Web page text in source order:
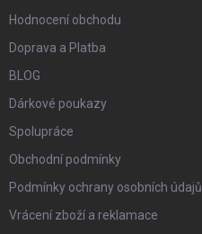
Hodnocení obchodu
Doprava a Platba
BLOG
Dárkové poukazy
Spolupráce
Obchodní podmínky
Podmínky ochrany osobních údajů
Vrácení zboží a reklamace